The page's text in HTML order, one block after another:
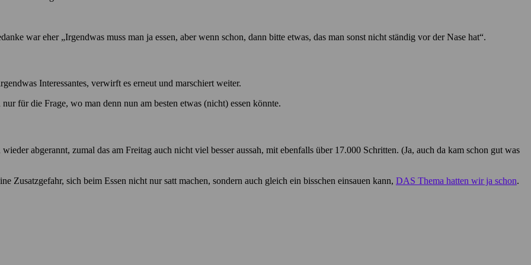
war eher „Irgendwas muss man ja essen, aber wenn schon, dann bitte etwas, das man sonst nicht ständig vor der Nase hat“.
Interessantes, verwirft es erneut und marschiert weiter.
für die Frage, wo man denn nun am besten etwas (nicht) essen könnte.
abgerannt, zumal das am Freitag auch nicht viel besser aussah, mit ebenfalls über 17.000 Schritten. (Ja, auch da kam schon gut was
Zusatzgefahr, sich beim Essen nicht nur satt machen, sondern auch gleich ein bisschen einsauen kann, DAS Thema hatten wir ja schon.